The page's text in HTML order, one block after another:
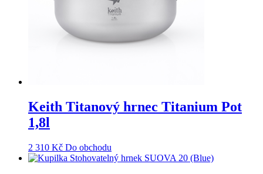
Keith Titanový hrnec Titanium Pot
1,8l
2 310 Kč Do obchodu